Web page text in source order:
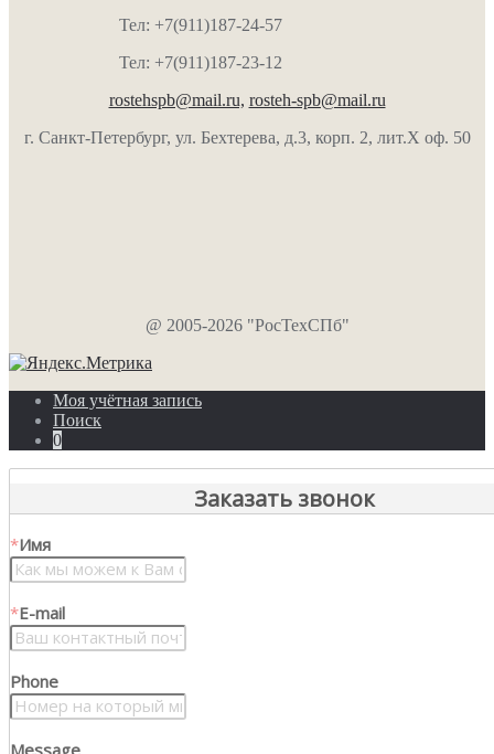
Тел: +7(911)187-24-57
Тел: +7(911)187-23-12
rostehspb@mail.ru, rosteh-spb@mail.ru
г. Санкт-Петербург, ул. Бехтерева, д.3, корп. 2, лит.Х оф. 50
@ 2005-2026 "РосТехСПб"
Моя учётная запись
Поиск
0
Заказать звонок
*Имя
*E-mail
Phone